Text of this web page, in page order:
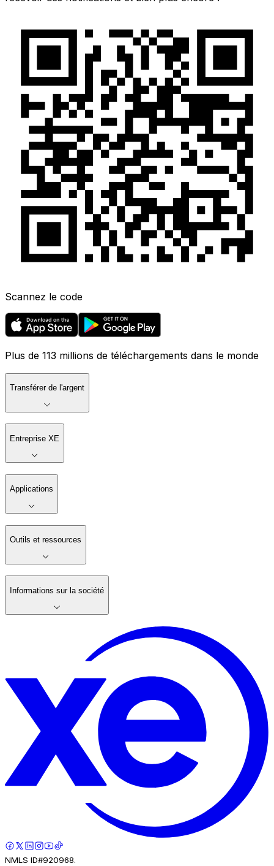
Scannez le code
Plus de 113 millions de téléchargements dans le monde
Transférer de l'argent
Entreprise XE
Applications
Outils et ressources
Informations sur la société
NMLS ID#920968.